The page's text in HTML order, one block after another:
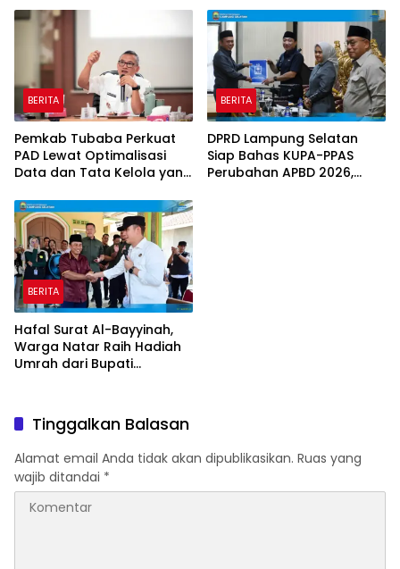
Ketenagakerjaan
BERITA
Pemkab Tubaba Perkuat
PAD Lewat Optimalisasi
Data dan Tata Kelola yang
BERITA
DPRD Lampung Selatan
Siap Bahas KUPA-PPAS
Perubahan APBD 2026,
BERITA
Hafal Surat Al-Bayyinah,
Warga Natar Raih Hadiah
Umrah dari Bupati
Tinggalkan Balasan
Alamat email Anda tidak akan dipublikasikan. Ruas yang
wajib ditandai *